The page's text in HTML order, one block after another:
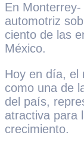
En
automotriz
ciento de las
México.
Hoy en día, el
como una de
del país,
atractiva para
crecimiento.